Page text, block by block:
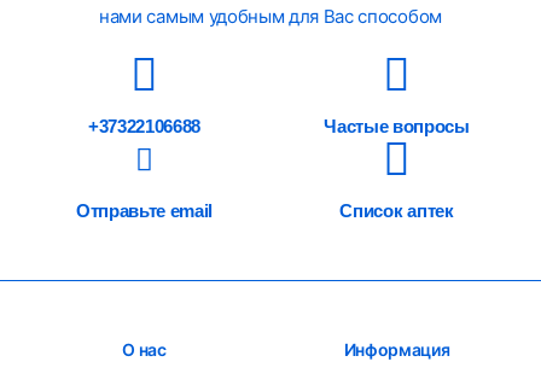
нами самым удобным для Вас способом
+37322106688 Частые вопросы
Отправьте email Список аптек
О нас Информация